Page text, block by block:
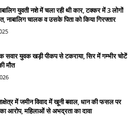
युवती नशे में चला रही थी कार, टक्कर में 3 लोगों
नाबालिग चालक व उसके पिता को किया गिरफ्तार
सवार युवक खड़ी पीकप से टकराया, सिर में गम्भीर चोटें
मौत
में जमीन विवाद में खूनी बवाल, धान की फसल पर
आरोप, महिलाओं से अभद्रता का दावा